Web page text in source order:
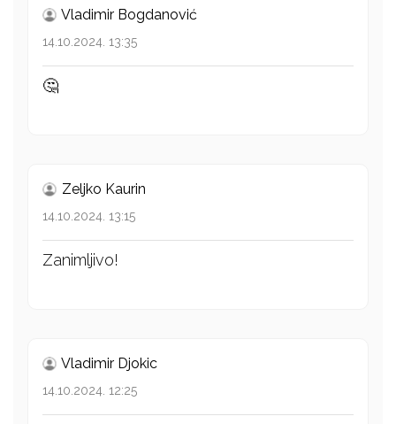
Vladimir Bogdanović
14.10.2024. 13:35
🤔
Zeljko Kaurin
14.10.2024. 13:15
Zanimljivo!
Vladimir Djokic
14.10.2024. 12:25